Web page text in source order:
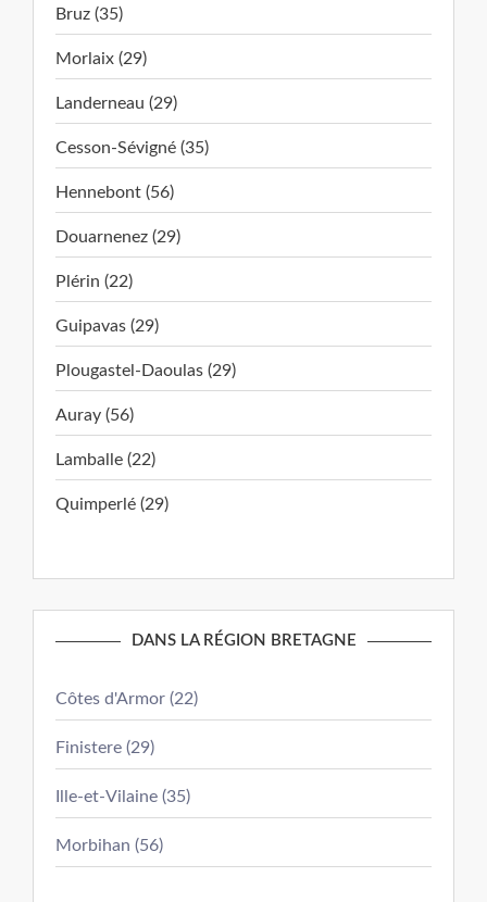
Bruz (35)
Morlaix (29)
Landerneau (29)
Cesson-Sévigné (35)
Hennebont (56)
Douarnenez (29)
Plérin (22)
Guipavas (29)
Plougastel-Daoulas (29)
Auray (56)
Lamballe (22)
Quimperlé (29)
DANS LA RÉGION BRETAGNE
Côtes d'Armor (22)
Finistere (29)
Ille-et-Vilaine (35)
Morbihan (56)